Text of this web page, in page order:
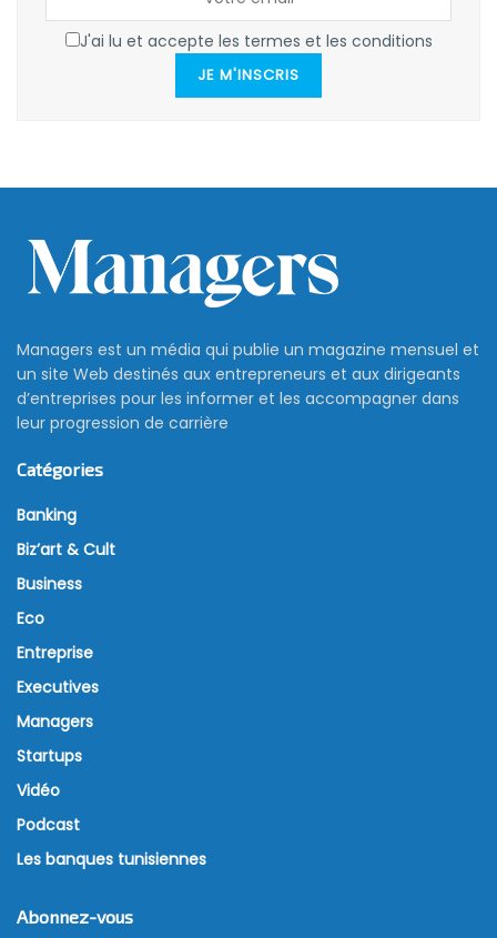
J'ai lu et accepte les termes et les conditions
JE M'INSCRIS
Managers est un média qui publie un magazine mensuel et
un site Web destinés aux entrepreneurs et aux dirigeants
d’entreprises pour les informer et les accompagner dans
leur progression de carrière
Catégories
Banking
Biz’art & Cult
Business
Eco
Entreprise
Executives
Managers
Startups
Vidéo
Podcast
Les banques tunisiennes
Abonnez-vous